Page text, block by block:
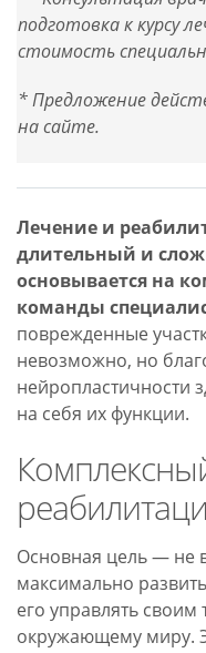
подготовка к курсу
стоимость
* Предложение
на сайте.
Лечение и
длительный и
основывается на
команды
поврежденные
невозможно, но
нейропластичности
на себя их функции.
Основная цель — не
максимально
его управлять своим
окружающему миру.